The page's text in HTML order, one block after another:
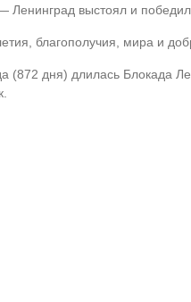
Ленинград выстоял и победил.
благополучия, мира и
(872 дня) длилась Блокада